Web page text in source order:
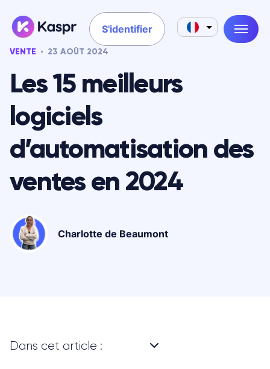
S'identifier
VENTE 23 AOÛT 2024
Les 15 meilleurs
logiciels
d’automatisation des
ventes en 2024
Charlotte de Beaumont
Dans cet article :